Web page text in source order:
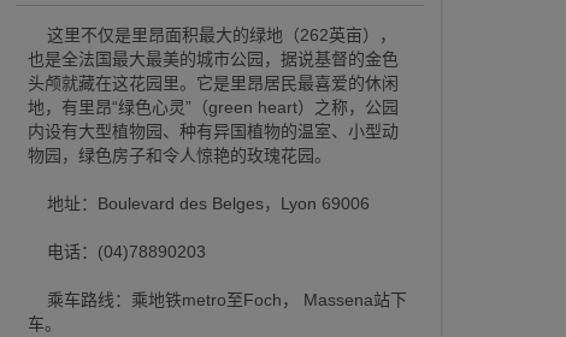
这里不仅是里昂面积最大的绿地（262英亩），
也是全法国最大最美的城市公园，据说基督的金色
头颅就藏在这花园里。它是里昂居民最喜爱的休闲
地，有里昂“绿色心灵”（green heart）之称，公园
内设有大型植物园、种有异国植物的温室、小型动
物园，绿色房子和令人惊艳的玫瑰花园。
地址：Boulevard des Belges，Lyon 69006
电话：(04)78890203
乘车路线：乘地铁metro至Foch， Massena站下
车。